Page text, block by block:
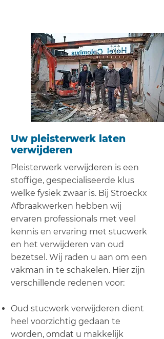
Uw pleisterwerk laten
verwijderen
Pleisterwerk verwijderen is een
stoffige, gespecialiseerde klus
welke fysiek zwaar is. Bij Stroeckx
Afbraakwerken hebben wij
ervaren professionals met veel
kennis en ervaring met stucwerk
en het verwijderen van oud
bezetsel. Wij raden u aan om een
vakman in te schakelen. Hier zijn
verschillende redenen voor:
Oud stucwerk verwijderen dient
heel voorzichtig gedaan te
worden, omdat u makkelijk